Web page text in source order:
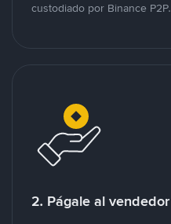
custodiado por Binance P2P.
2. Págale al vendedor